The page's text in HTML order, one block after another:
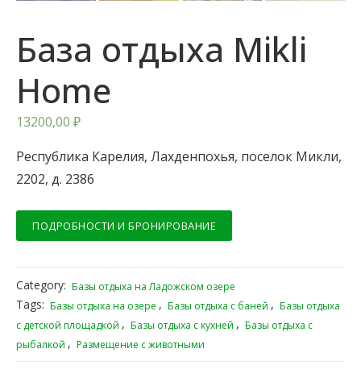
База отдыха Mikli
Home
13200,00 ₽
Республика Карелия, Лахденпохья, поселок Микли,
2202, д. 2386
ПОДРОБНОСТИ И БРОНИРОВАНИЕ
Category: Базы отдыха на Ладожском озере
Tags: Базы отдыха на озере , Базы отдыха с баней , Базы отдыха
с детской площадкой , Базы отдыха с кухней , Базы отдыха с
рыбалкой , Размещение с животными